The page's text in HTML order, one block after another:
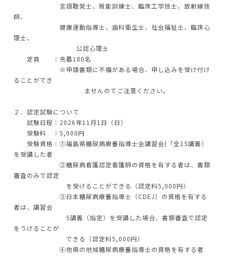
言語聴覚士、視能訓練士、臨床工学技士、放射線技
師、
健康運動指導士、歯科衛生士、社会福祉士、臨床心
理士、
公認心理士
定員 ：先着180名
※申請書類に不備がある場合、申し込みを受け付け
ることができ
ませんのでご注意ください。
２．認定試験について
試験日程：2026年11月1日（日）
受験料 ：5,000円
受験資格：①福島県糖尿病療養指導士会講習会(「全15講義）
を受講した者
②糖尿病看護認定看護師の資格を有する者は、書類
審査のみで認定
を受けることができる（認定料5,000円）
③日本糖尿病療養指導士（CDEJ）の資格を有する
者は、講習会
5講義（指定）を受講した場合、書類審査で認定
をうけることが
できる（認定料5,000円）
④他県の地域糖尿病療養指導士の資格を有する者